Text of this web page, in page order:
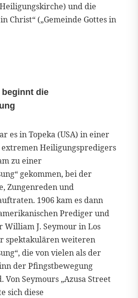
und die
Christ“ („Gemeinde Gottes in
beginnt die
es in Topeka (USA) in einer
extremen Heiligungspredigers
zu einer
gekommen, bei der
Zungenreden und
1906 kam es dann
Prediger und
William J. Seymour in Los
spektakulären weiteren
die von vielen als der
der Pfingstbewegung
Von Seymours „Azusa Street
sich diese